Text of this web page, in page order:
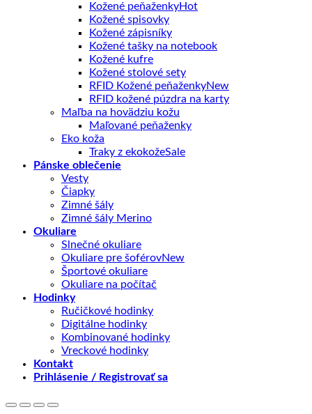
Kožené peňaženky
Kožené spisovky
Kožené zápisníky
Kožené tašky na notebook
Kožené kufre
Kožené stolové sety
RFID Kožené peňaženky
RFID kožené púzdra na karty
Maľba na hovädziu kožu
Maľované peňaženky
Eko koža
Traky z ekokože
Pánske oblečenie
Vesty
Čiapky
Zimné šály
Zimné šály Merino
Okuliare
Slnečné okuliare
Okuliare pre šoférov
Športové okuliare
Okuliare na počítač
Hodinky
Ručičkové hodinky
Digitálne hodinky
Kombinované hodinky
Vreckové hodinky
Kontakt
Prihlásenie / Registrovať sa